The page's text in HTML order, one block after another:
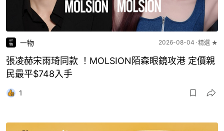
一物 2026-08-04 精選 ★
張凌赫宋雨琦同款 ！MOLSION陌森眼鏡攻港 定價親
民最平$748入手
1